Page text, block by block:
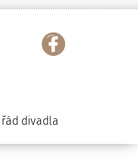
divadla